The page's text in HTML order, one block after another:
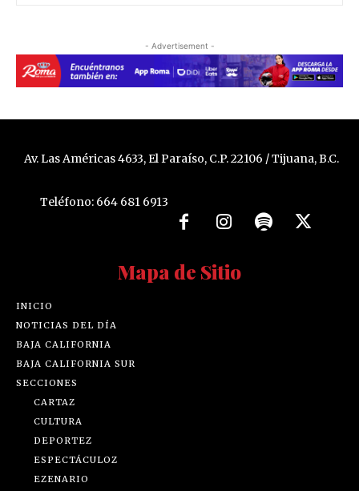
- Advertisement -
Av. Las Américas 4633, El Paraíso, C.P. 22106 / Tijuana, B.C.
Teléfono: 664 681 6913
Mapa de Sitio
INICIO
NOTICIAS DEL DÍA
BAJA CALIFORNIA
BAJA CALIFORNIA SUR
SECCIONES
CARTAZ
CULTURA
DEPORTEZ
ESPECTÁCULOZ
EZENARIO